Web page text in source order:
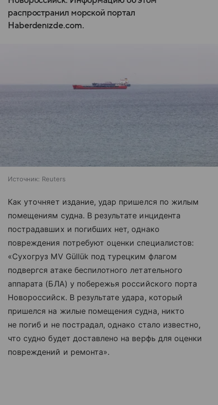
распространил морской портал
Haberdenızde.com.
Источник: Reuters
Как уточняет издание, удар пришелся по жилым
помещениям судна. В результате инцидента
пострадавших и погибших нет, однако
повреждения потребуют оценки специалистов:
«Сухогруз MV Güllük под турецким флагом
подвергся атаке беспилотного летательного
аппарата (БЛА) у побережья российского порта
Новороссийск. В результате удара, который
пришелся на жилые помещения судна, никто
не погиб и не пострадал, однако стало известно,
что судно будет доставлено на верфь для оценки
повреждений и ремонта».